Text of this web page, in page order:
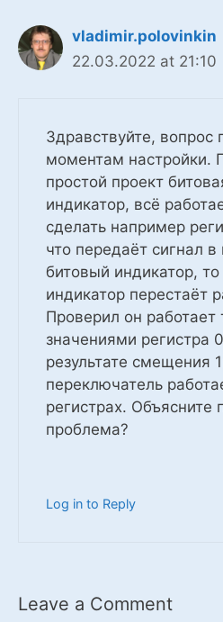
vladimir.polovinkin
22.03.2022 at 21:10
Здравствуйте, вопрос
моментам настройки.
простой проект
индикатор, всё
сделать например
что передаёт сигнал в
битовый индикатор,
индикатор перестаёт
Проверил он работает
значениями регистра
результате смещения
переключатель
регистрах. Объясните
проблема?
Log in to Reply
Leave a Comment